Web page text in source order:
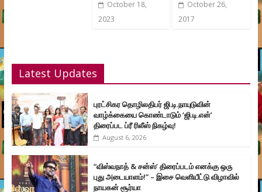
October 18,
2023
October 26,
2017
Latest Updates
புரட்சிகர தொழிலதிபர் ஜி.டி.நாயுடுவின்
வாழ்க்கையை கொண்டாடும் ‘ஜி.டி.என்’
திரைப்பட ப்ரீ ரிலீஸ் நிகழ்வு!
August 6, 2026
“விஸ்வநாத் & சன்ஸ்’ திரைப்படம் எனக்கு ஒரு
புது அடையாளம்!” – இசை வெளியீட்டு விழாவில்
நாயகன் சூர்யா